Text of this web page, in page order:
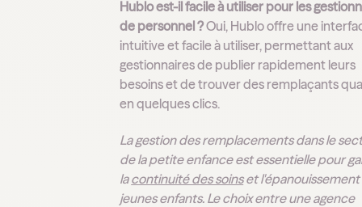
Hublo est-il facile à utiliser pour les
de personnel ?Oui, Hublo offre une
intuitive et facile à utiliser, permettant aux
gestionnaires de publier rapidement leurs
besoins et de trouver des remplaçants
en quelques clics.
La gestion des remplacements dans le
de la petite enfance est essentielle pour
lacontinuité des soinset l'épanouissement
jeunes enfants. Le choix entre une agence